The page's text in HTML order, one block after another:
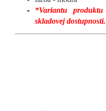
*Variantu
skladovej dostupnosti.